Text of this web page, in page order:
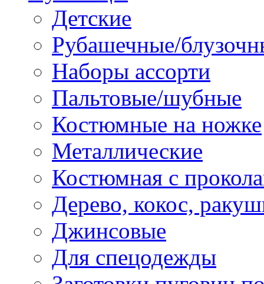
Детские
Рубашечные/
Наборы ассорти
Пальтовые/шубные
Костюмные на ножке
Металлические
Костюмная с
Дерево, кокос,
Джинсовые
Для спецодежды